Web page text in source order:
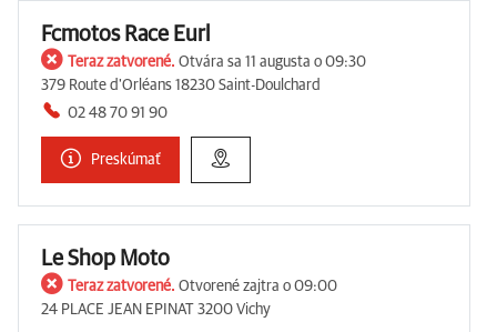
Fcmotos Race Eurl
Teraz zatvorené. Otvára sa 11 augusta o 09:30
379 Route d'Orléans 18230 Saint-Doulchard
02 48 70 91 90
Preskúmať
Le Shop Moto
Teraz zatvorené. Otvorené zajtra o 09:00
24 PLACE JEAN EPINAT 3200 Vichy